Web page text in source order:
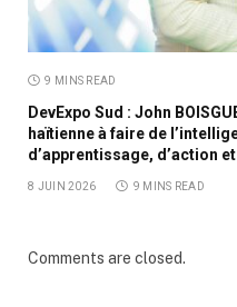
9 MINS READ
DevExpo Sud : John
haïtienne à faire de
d’apprentissage, d’action
8 JUIN 2026 9 MINS READ
Comments are closed.